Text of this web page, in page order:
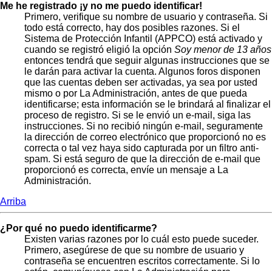
Me he registrado ¡y no me puedo identificar!
Primero, verifique su nombre de usuario y contraseña. Si
todo está correcto, hay dos posibles razones. Si el
Sistema de Protección Infantil (APPCO) está activado y
cuando se registró eligió la opción Soy menor de 13 años
entonces tendrá que seguir algunas instrucciones que se
le darán para activar la cuenta. Algunos foros disponen
que las cuentas deben ser activadas, ya sea por usted
mismo o por La Administración, antes de que pueda
identificarse; esta información se le brindará al finalizar el
proceso de registro. Si se le envió un e-mail, siga las
instrucciones. Si no recibió ningún e-mail, seguramente
la dirección de correo electrónico que proporcionó no es
correcta o tal vez haya sido capturada por un filtro anti-
spam. Si está seguro de que la dirección de e-mail que
proporcionó es correcta, envíe un mensaje a La
Administración.
Arriba
¿Por qué no puedo identificarme?
Existen varias razones por lo cuál esto puede suceder.
Primero, asegúrese de que su nombre de usuario y
contraseña se encuentren escritos correctamente. Si lo